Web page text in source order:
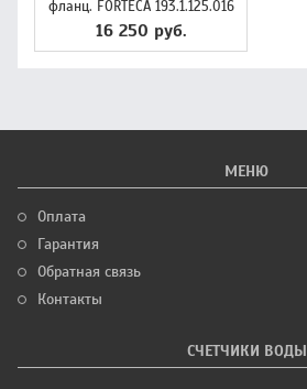
фланц. FORTECA 193.1.125.016
16 250 руб.
МЕНЮ
Оплата
Гарантия
Обратная связь
Контакты
СЧЕТЧИКИ ВОДЫ